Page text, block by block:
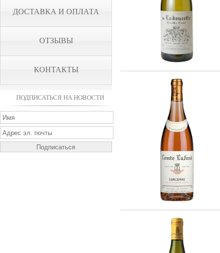
ДОСТАВКА И ОПЛАТА
ОТЗЫВЫ
КОНТАКТЫ
ПОДПИСАТЬСЯ НА НОВОСТИ